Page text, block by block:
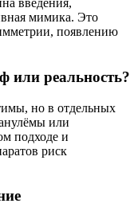
введения,
мимика. Это
появлению
или реальность?
но в отдельных
или
подходе и
риск